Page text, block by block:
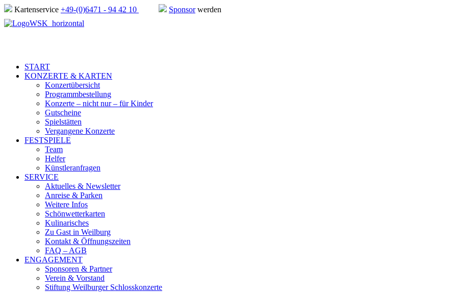
Kartenservice +49-(0)6471 - 94 42 10 Sponsorwerden
START
KONZERTE & KARTEN
Konzertübersicht
Programmbestellung
Konzerte – nicht nur – für Kinder
Gutscheine
Spielstätten
Vergangene Konzerte
FESTSPIELE
Team
Helfer
Künstleranfragen
SERVICE
Aktuelles & Newsletter
Anreise & Parken
Weitere Infos
Schönwetterkarten
Kulinarisches
Zu Gast in Weilburg
Kontakt & Öffnungszeiten
FAQ – AGB
ENGAGEMENT
Sponsoren & Partner
Verein & Vorstand
Stiftung Weilburger Schlosskonzerte